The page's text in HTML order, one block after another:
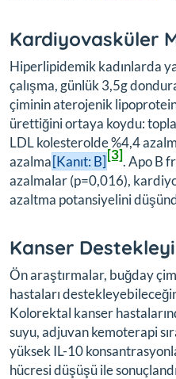
Kardiyovasküler
Hiperlipidemik kadınlarda
çalışma, günlük 3,5g
çiminin aterojenik
ürettiğini ortaya koydu:
LDL kolesterolde %4,4
azalma[Kanıt: B][3]. Apo B
azalmalar (p=0,016),
azaltma potansiyelini
Kanser
Ön araştırmalar, buğday
hastaları
Kolorektal kanser
suyu, adjuvan kemoterapi
yüksek IL-10
hücresi düşüşü ile sonuçlandı